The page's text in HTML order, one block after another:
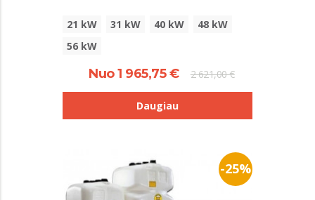
21 kW 31 kW 40 kW
48 kW
56 kW
Nuo 1 965,75 € 2 621,00 €
Daugiau
-25%